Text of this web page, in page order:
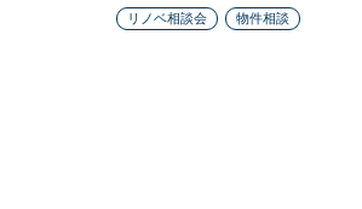
リノベ相談会 物件相談